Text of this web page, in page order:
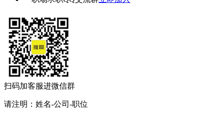
扫码加客服进微信群
请注明：姓名-公司-职位